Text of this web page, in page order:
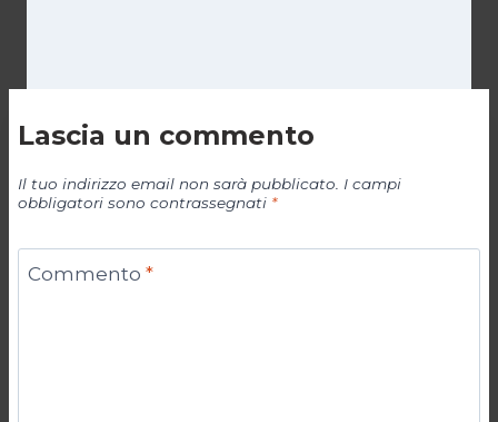
Lascia un commento
Il tuo indirizzo email non sarà pubblicato. I campi
obbligatori sono contrassegnati *
Commento *